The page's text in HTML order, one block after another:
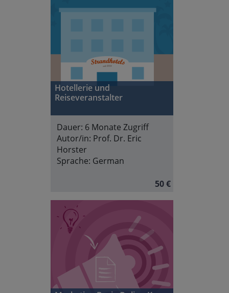
Hotellerie und
Reiseveranstalter
Dauer: 6 Monate Zugriff
Autor/in: Prof. Dr. Eric
Horster
Sprache: German
50 €